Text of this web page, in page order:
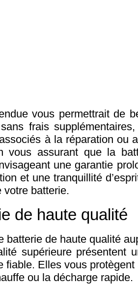
vous permettrait de
frais
à la réparation ou
vous assurant que la
une garantie
et une tranquillité
votre batterie.
de haute qualité
batterie de haute qualité
supérieure présentent
fiable. Elles vous
ou la décharge rapide.